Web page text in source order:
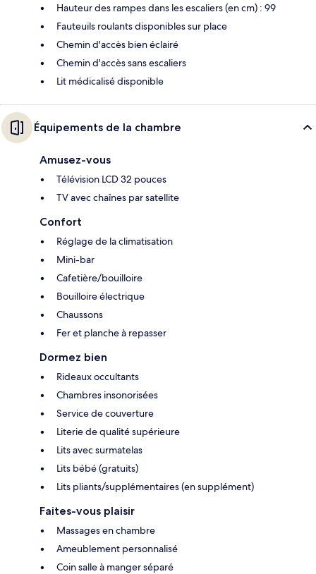
Hauteur des rampes dans les escaliers (en cm) : 99
Fauteuils roulants disponibles sur place
Chemin d'accès bien éclairé
Chemin d'accès sans escaliers
Lit médicalisé disponible
Équipements de la chambre
Amusez-vous
Télévision LCD 32 pouces
TV avec chaînes par satellite
Confort
Réglage de la climatisation
Mini-bar
Cafetière/bouilloire
Bouilloire électrique
Chaussons
Fer et planche à repasser
Dormez bien
Rideaux occultants
Chambres insonorisées
Service de couverture
Literie de qualité supérieure
Lits avec surmatelas
Lits bébé (gratuits)
Lits pliants/supplémentaires (en supplément)
Faites-vous plaisir
Massages en chambre
Ameublement personnalisé
Coin salle à manger séparé